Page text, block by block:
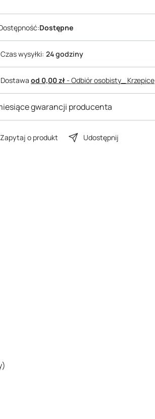
Dostępne
Czas wysyłki: 24 godziny
Dostawa od 0,00 zł- Odbiór osobisty_ Krzepice
gwarancji producenta
Zapytaj o produkt Udostępnij